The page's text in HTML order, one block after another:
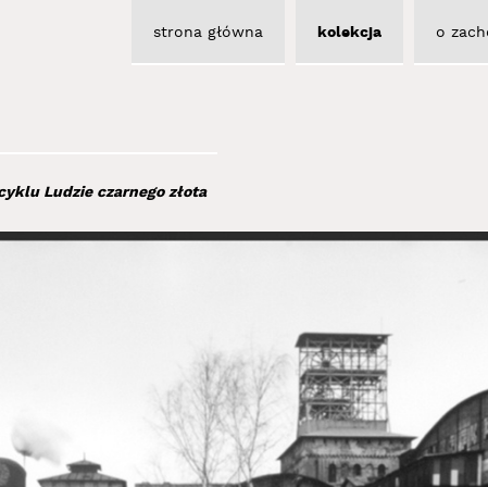
strona główna kolekcja o
Ludzie czarnego złota